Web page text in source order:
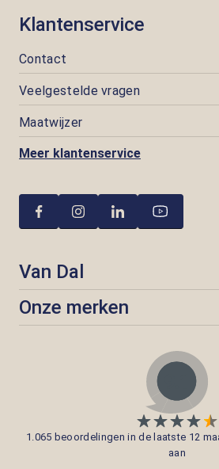
Klantenservice
Contact
Veelgestelde vragen
Maatwijzer
Meer klantenservice
Van Dal
Onze merken
1.065 beoordelingen in de laatste 12
aan